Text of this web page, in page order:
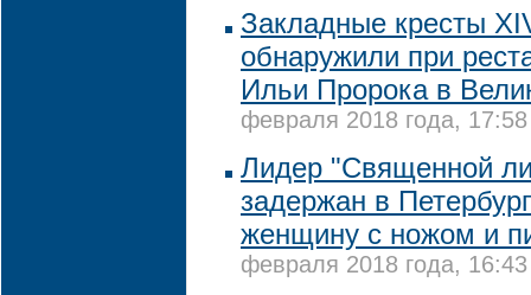
Закладные кресты
обнаружили при
Ильи Пророка в
февраля 2018 года, 17:58
Лидер "Священной
задержан в
женщину с ножом и
февраля 2018 года, 16:43